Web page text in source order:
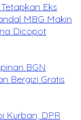
Eks
MBG Makin
Dicopot
BGN
Bergizi Gratis
Kurban, DPR